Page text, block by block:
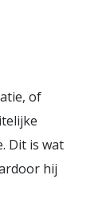
of
Dit is wat
hij